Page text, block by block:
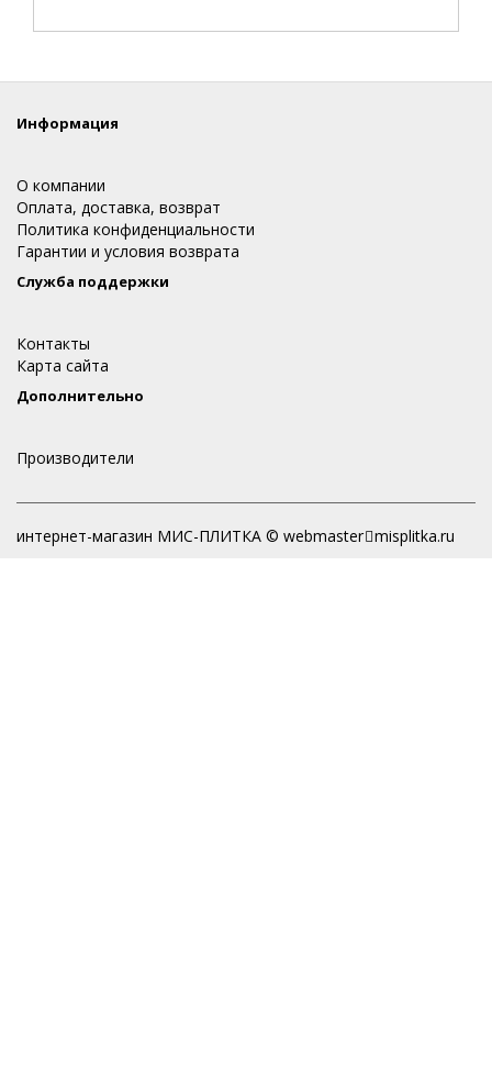
Информация
О компании
Оплата, доставка, возврат
Политика конфиденциальности
Гарантии и условия возврата
Служба поддержки
Контакты
Карта сайта
Дополнительно
Производители
интернет-магазин МИС-ПЛИТКА © webmaster misplitka.ru